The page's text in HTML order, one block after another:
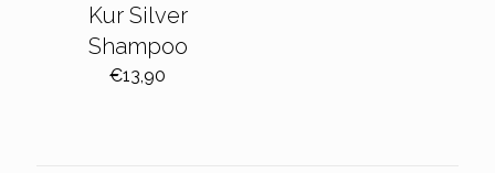
Kur Silver
Shampoo
€13,90